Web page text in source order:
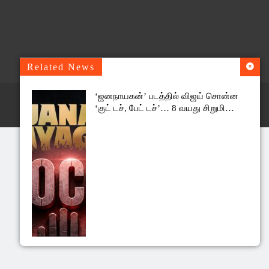
Related News
‘ஜனநாயகன்’ படத்தில் விஜய் சொன்ன
‘குட் டச், பேட் டச்’… 8 வயது சிறுமி